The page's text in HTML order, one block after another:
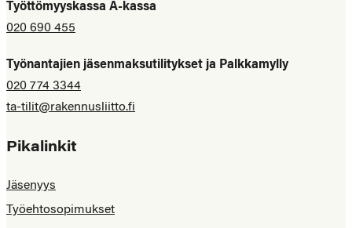
Työttömyyskassa A-kassa
020 690 455
Työnantajien jäsenmaksutilitykset ja Palkkamylly
020 774 3344
ta-tilit@rakennusliitto.fi
Pikalinkit
Jäsenyys
Työehtosopimukset